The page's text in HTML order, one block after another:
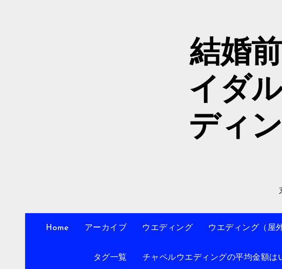
結婚
イダ
ディ
Home アーカイブ ウエディング ウエディング（屋
タグ一覧 チャペルウエディングの平均金額は